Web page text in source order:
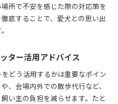
所で不安を感じた際の対応策を
底することで、愛犬との思い出
ター活用アドバイス
どう活用するかは重要なポイン
、会場内外での散歩代行など、
い主の負担を減らせます。たと